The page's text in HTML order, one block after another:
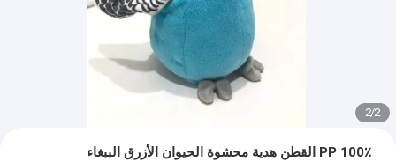
2
/
2
100٪ PP القطن هدية محشوة الحيوان الأزرق الببغاء